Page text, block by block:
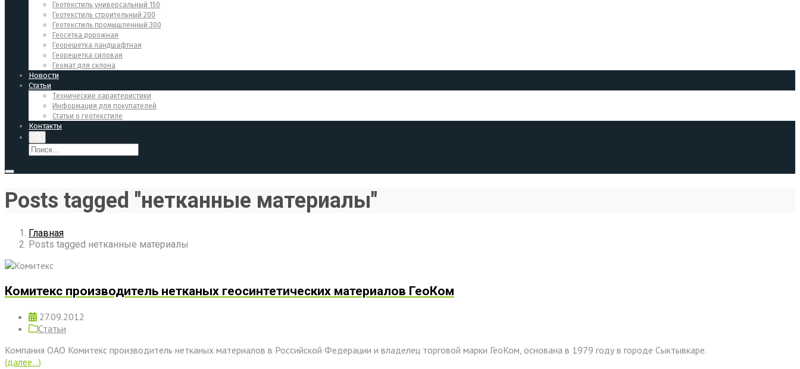
Геотекстиль универсальный 150
Геотекстиль строительный 200
Геотекстиль промышленный 300
Геосетка дорожная
Георешетка ландшафтная
Георешетка силовая
Геомат для склона
Новости
Статьи
Технические характеристики
Информация для покупателей
Статьи о геотекстиле
Контакты
Posts tagged "нетканные материалы"
Главная
Posts tagged нетканные материалы
Комитекс производитель нетканых геосинтетических материалов ГеоКом
27.09.2012
Статьи
Компания ОАО Комитекс производитель нетканых материалов в Российской Федерации и владелец торговой марки ГеоКом, основана в 1979 году в городе Сыктывкаре.
(далее…)